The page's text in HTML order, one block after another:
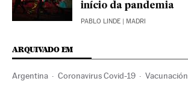
início da pandemia
PABLO LINDE | MADRI
ARQUIVADO EM
Argentina Coronavirus Covid-19 Vacunación